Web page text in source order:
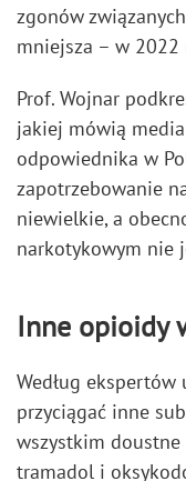
zgonów
mniejsza – w
Prof. Wojnar
jakiej mówią
odpowiednika w
zapotrzebowanie
niewielkie, a
narkotykowym nie
Inne opioidy
Według
przyciągać inne
wszystkim
tramadol i